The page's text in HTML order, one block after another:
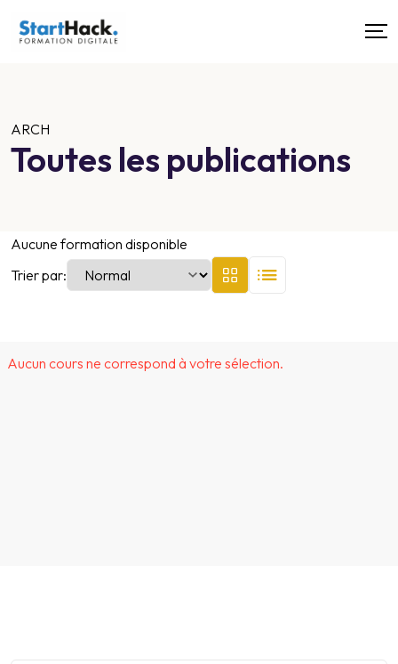
ARCH
Toutes les publications
Aucune formation disponible
Trier par:
Aucun cours ne correspond à votre sélection.